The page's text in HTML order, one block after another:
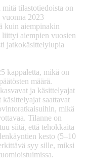
tilastotiedoista on
2023
kuin aiempinakin
liittyi aiempien vuosien
jatkokäsittelylupia
kappaletta, mikä on
määrä.
ja käsittelyajat
käsittelyajat saattavat
mikä
Tilanne on
siitä, että tehokkaita
kesto (5–10
syy sille, miksi